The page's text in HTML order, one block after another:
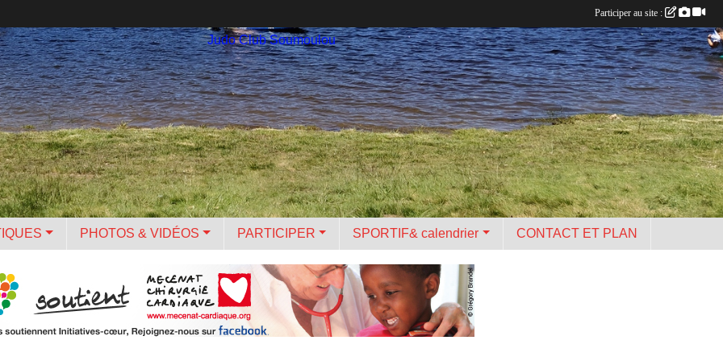
Judo Club Soumoulou
PHOTOS & VIDÉOS PARTICIPER SPORTIF& calendrier CONTACT ET PLAN
Participer au site :